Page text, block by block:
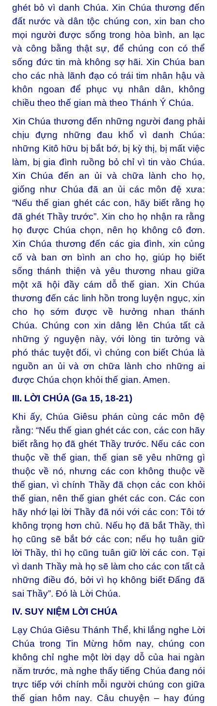
ghét bỏ vì danh Chúa. Xin Chúa thương đến
đất nước và dân tộc chúng con, xin ban cho
mọi người được sống trong hòa bình, an lạc
và công bằng thật sự, để chúng con có thể
sống đức tin mà không sợ hãi. Xin Chúa ban
cho các nhà lãnh đạo có trái tim nhân hậu và
khôn ngoan để phục vụ nhân dân, không
chiều theo thế gian mà theo Thánh Ý Chúa.
Xin Chúa thương đến những người đang phải
chịu đựng những đau khổ vì danh Chúa:
những Kitô hữu bị bắt bớ, bị kỳ thị, bị mất việc
làm, bị gia đình ruồng bỏ chỉ vì tin vào Chúa.
Xin Chúa đến an ủi và chữa lành cho họ,
giống như Chúa đã an ủi các môn đệ xưa:
“Nếu thế gian ghét các con, hãy biết rằng họ
đã ghét Thầy trước”. Xin cho họ nhận ra rằng
họ được Chúa chọn, nên họ không cô đơn.
Xin Chúa thương đến các gia đình, xin củng
cố và ban ơn bình an cho họ, giúp họ biết
sống thánh thiện và yêu thương nhau giữa
một xã hội đầy cám dỗ thế gian. Xin Chúa
thương đến các linh hồn trong luyện ngục, xin
cho họ sớm được về hưởng nhan thánh
Chúa. Chúng con xin dâng lên Chúa tất cả
những ý nguyện này, với lòng tin tưởng và
phó thác tuyệt đối, vì chúng con biết Chúa là
nguồn an ủi và ơn chữa lành cho những ai
được Chúa chọn khỏi thế gian. Amen.
III. LỜI CHÚA (Ga 15, 18-21)
Khi ấy, Chúa Giêsu phán cùng các môn đệ
rằng: “Nếu thế gian ghét các con, các con hãy
biết rằng họ đã ghét Thầy trước. Nếu các con
thuộc về thế gian, thế gian sẽ yêu những gì
thuộc về nó, nhưng các con không thuộc về
thế gian, vì chính Thầy đã chọn các con khỏi
thế gian, nên thế gian ghét các con. Các con
hãy nhớ lại lời Thầy đã nói với các con: Tôi tớ
không trọng hơn chủ. Nếu họ đã bắt Thầy, thì
họ cũng sẽ bắt bớ các con; nếu họ tuân giữ
lời Thầy, thì họ cũng tuân giữ lời các con. Tại
vì danh Thầy mà họ sẽ làm cho các con tất cả
những điều đó, bởi vì họ không biết Ðấng đã
sai Thầy”. Đó là Lời Chúa.
IV. SUY NIỆM LỜI CHÚA
Lạy Chúa Giêsu Thánh Thể, khi lắng nghe Lời
Chúa trong Tin Mừng hôm nay, chúng con
không chỉ nghe một lời dạy dỗ của hai ngàn
năm trước, mà nghe thấy tiếng Chúa đang nói
trực tiếp với chính mỗi người chúng con giữa
thế gian hôm nay. Câu chuyện – hay đúng